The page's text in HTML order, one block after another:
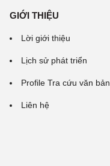
GIỚI THIỆU
Lời giới thiệu
Lịch sử phát triển
Profile Tra cứu văn bản
Liên hệ